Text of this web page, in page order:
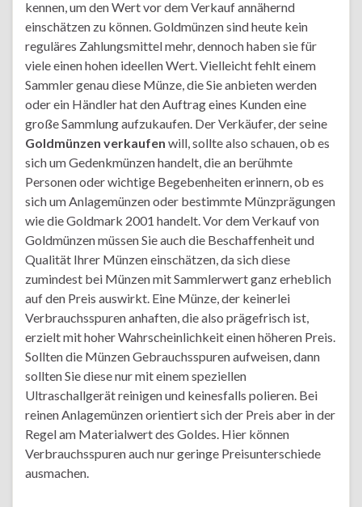
kennen, um den Wert vor dem Verkauf annähernd
einschätzen zu können. Goldmünzen sind heute kein
reguläres Zahlungsmittel mehr, dennoch haben sie für
viele einen hohen ideellen Wert. Vielleicht fehlt einem
Sammler genau diese Münze, die Sie anbieten werden
oder ein Händler hat den Auftrag eines Kunden eine
große Sammlung aufzukaufen. Der Verkäufer, der seine
Goldmünzen verkaufen will, sollte also schauen, ob es
sich um Gedenkmünzen handelt, die an berühmte
Personen oder wichtige Begebenheiten erinnern, ob es
sich um Anlagemünzen oder bestimmte Münzprägungen
wie die Goldmark 2001 handelt. Vor dem Verkauf von
Goldmünzen müssen Sie auch die Beschaffenheit und
Qualität Ihrer Münzen einschätzen, da sich diese
zumindest bei Münzen mit Sammlerwert ganz erheblich
auf den Preis auswirkt. Eine Münze, der keinerlei
Verbrauchsspuren anhaften, die also prägefrisch ist,
erzielt mit hoher Wahrscheinlichkeit einen höheren Preis.
Sollten die Münzen Gebrauchsspuren aufweisen, dann
sollten Sie diese nur mit einem speziellen
Ultraschallgerät reinigen und keinesfalls polieren. Bei
reinen Anlagemünzen orientiert sich der Preis aber in der
Regel am Materialwert des Goldes. Hier können
Verbrauchsspuren auch nur geringe Preisunterschiede
ausmachen.